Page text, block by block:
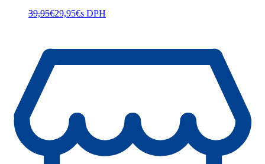
39,95€29,95€s DPH